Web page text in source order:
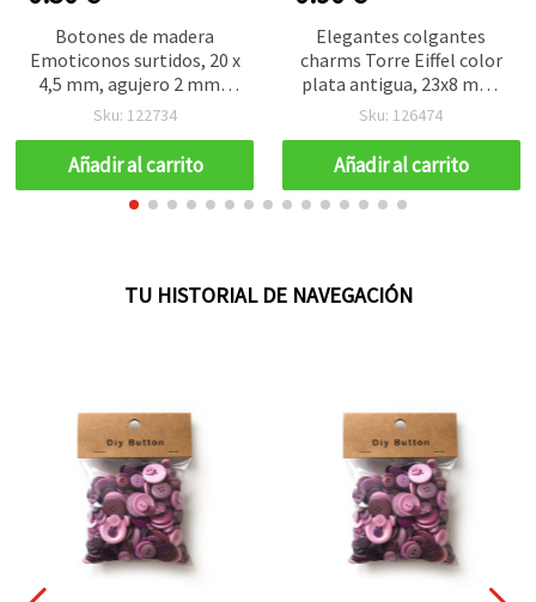
Botones de madera
Emoticonos surtidos, 20 x
4,5 mm, agujero 2 mm -
10 piezas
Sku: 122734
Añadir al carrito
Elegantes colgantes
charms Torre Eiffel color
plata antigua, 23x8 mm,
orificio 1 mm – pack de 10
bisutería y manualidades
DIY
Sku: 126474
Añadir al carrito
TU HISTORIAL DE NAVEGACIÓN